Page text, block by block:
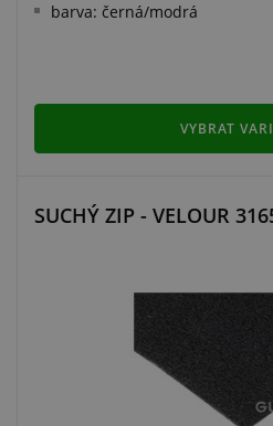
barva: černá/modrá
VYBRAT
SUCHÝ ZIP - VELOUR